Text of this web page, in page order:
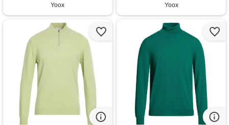
Yoox
Yoox